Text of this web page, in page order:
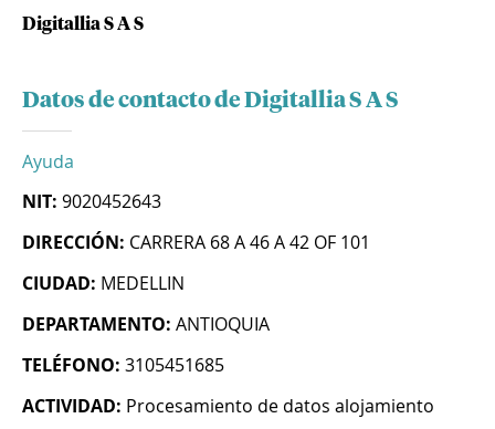
Digitallia S A S
Datos de contacto de Digitallia S A S
Ayuda
NIT: 9020452643
DIRECCIÓN: CARRERA 68 A 46 A 42 OF 101
CIUDAD: MEDELLIN
DEPARTAMENTO: ANTIOQUIA
TELÉFONO: 3105451685
ACTIVIDAD: Procesamiento de datos alojamiento